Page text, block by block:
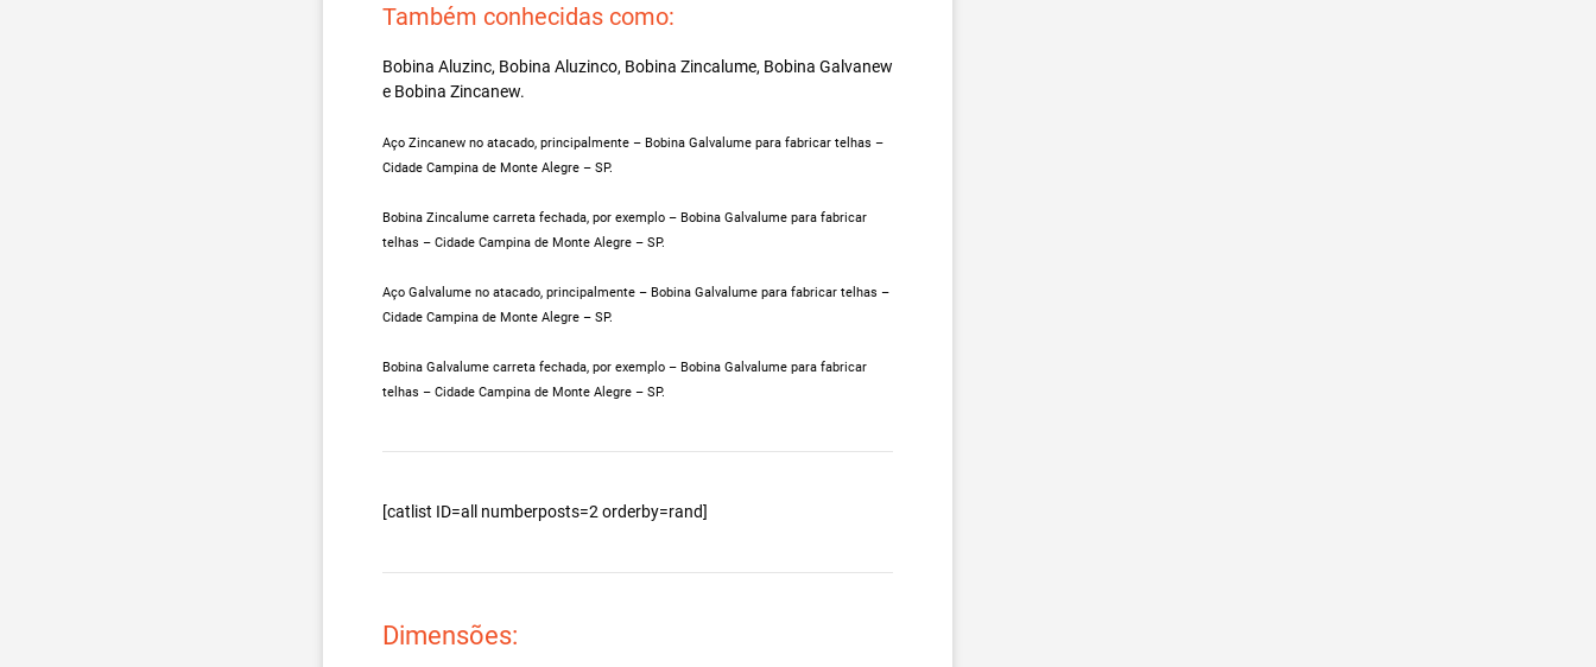
Também conhecidas como:
Bobina Aluzinc, Bobina Aluzinco, Bobina Zincalume, Bobina Galvanew
e Bobina Zincanew.
Aço Zincanew no atacado, principalmente – Bobina Galvalume para fabricar telhas –
Cidade Campina de Monte Alegre – SP.
Bobina Zincalume carreta fechada, por exemplo – Bobina Galvalume para fabricar
telhas – Cidade Campina de Monte Alegre – SP.
Aço Galvalume no atacado, principalmente – Bobina Galvalume para fabricar telhas –
Cidade Campina de Monte Alegre – SP.
Bobina Galvalume carreta fechada, por exemplo – Bobina Galvalume para fabricar
telhas – Cidade Campina de Monte Alegre – SP.
[catlist ID=all numberposts=2 orderby=rand]
Dimensões: